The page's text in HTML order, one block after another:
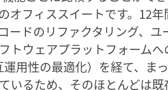
オフィススイートです。12年
ードのリファクタリング、ユ
トウェアプラットフォームへ
用性の最適化）を経て、ま
いるため、そのほとんどは